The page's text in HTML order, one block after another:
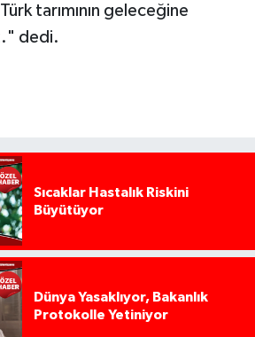
tarımının geleceğine
dedi.
Sıcaklar Hastalık Riskini
Büyütüyor
Dünya Yasaklıyor, Bakanlık
Protokolle Yetiniyor